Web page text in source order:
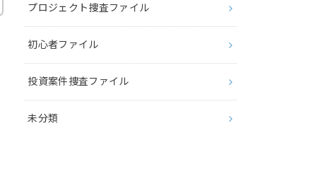
プロジェクト捜査ファイル
初心者ファイル
投資案件捜査ファイル
未分類